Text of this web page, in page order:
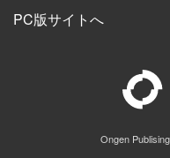
PC版サイトへ
Ongen